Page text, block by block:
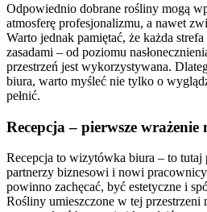
Odpowiednio dobrane rośliny mogą
atmosferę profesjonalizmu, a nawet
Warto jednak pamiętać, że każda
zasadami – od poziomu
przestrzeń jest wykorzystywana.
biura, warto myśleć nie tylko o
pełnić.
Recepcja – pierwsze wrażenie
Recepcja to wizytówka biura – to tutaj
partnerzy biznesowi i nowi
powinno zachęcać, być estetyczne i
Rośliny umieszczone w tej przestrzeni